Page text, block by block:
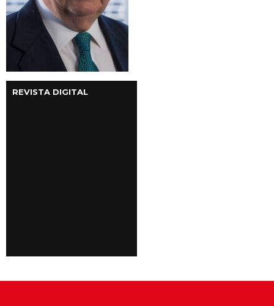
REVISTA DIGITAL